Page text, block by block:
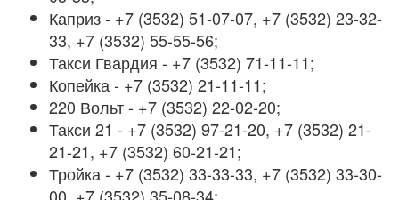
Каприз - +7 (3532) 51-07-07, +7 (3532) 23-32-
33, +7 (3532) 55-55-56;
Такси Гвардия - +7 (3532) 71-11-11;
Копейка - +7 (3532) 21-11-11;
220 Вольт - +7 (3532) 22-02-20;
Такси 21 - +7 (3532) 97-21-20, +7 (3532) 21-
21-21, +7 (3532) 60-21-21;
Тройка - +7 (3532) 33-33-33, +7 (3532) 33-30-